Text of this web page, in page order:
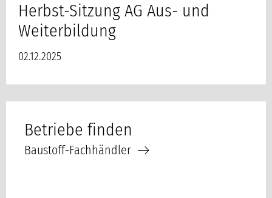
Herbst-Sitzung AG Aus- und
Weiterbildung
02.12.2025
Betriebe finden
Baustoff-Fachhändler